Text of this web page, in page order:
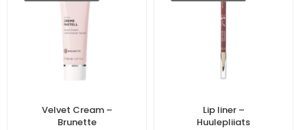
Velvet Cream –
Brunette
Lip liner –
Huulepliiats